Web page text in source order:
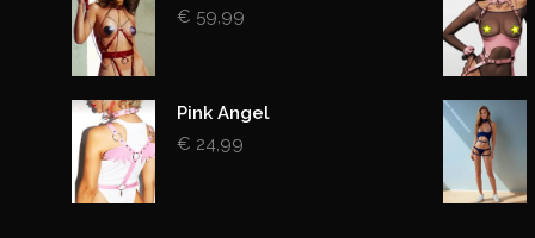
€ 59,99
Pink Angel
€ 24,99